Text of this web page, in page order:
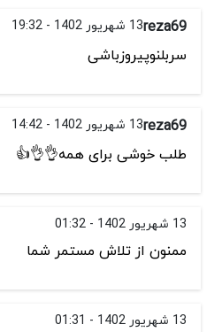
reza6913 شهریور 1402 - 19:32
سربلنوپیروزباشی
reza6913 شهریور 1402 - 14:42
طلب خوشی برای همه👌👌👍
13 شهریور 1402 - 01:32
ممنون از تلاش مستمر شما
13 شهریور 1402 - 01:31